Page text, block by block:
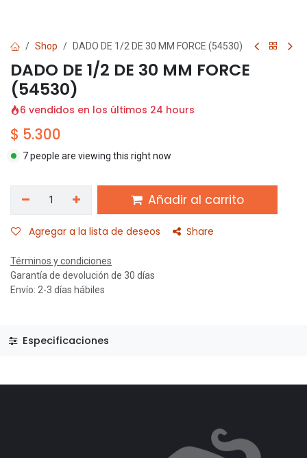
Shop DADO DE 1/2 DE 30 MM FORCE (54530)
DADO DE 1/2 DE 30 MM FORCE
(54530)
6 vendidos en los últimos 24 hours
$ 5.300
7 people are viewing this right now
Añadir al carrito
Agregar a la lista de deseos Share
Términos y condiciones
Garantía de devolución de 30 días
Envío: 2-3 días hábiles
Especificaciones